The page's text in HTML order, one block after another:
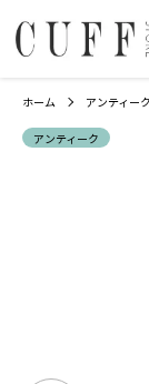
ホーム アンティーク
アンティーク